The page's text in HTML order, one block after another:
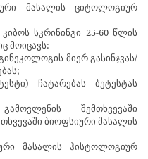
მასალის ციტოლოგიურ
სკრინინგი 25-60 წლის
მოიცავს:
მიერ გასინჯვას/
ჩატარებას ბეტესტას
შემთხვევაში
ბიოფსიური მასალის
მასალის ჰისტოლოგიურ